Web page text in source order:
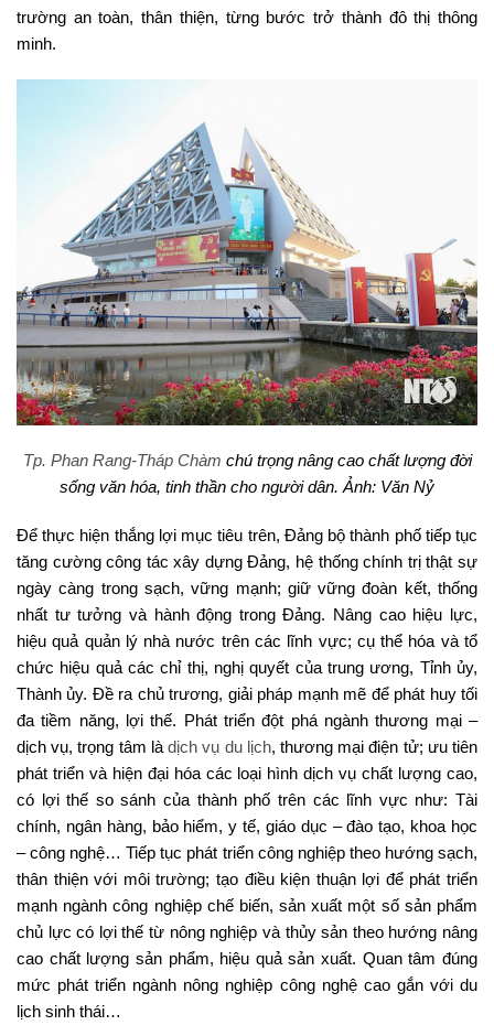
trường an toàn, thân thiện, từng bước trở thành đô thị thông
minh.
Tp. Phan Rang-Tháp Chàm chú trọng nâng cao chất lượng đời
sống văn hóa, tinh thần cho người dân. Ảnh: Văn Nỷ
Để thực hiện thắng lợi mục tiêu trên, Đảng bộ thành phố tiếp tục
tăng cường công tác xây dựng Đảng, hệ thống chính trị thật sự
ngày càng trong sạch, vững mạnh; giữ vững đoàn kết, thống
nhất tư tưởng và hành động trong Đảng. Nâng cao hiệu lực,
hiệu quả quản lý nhà nước trên các lĩnh vực; cụ thể hóa và tổ
chức hiệu quả các chỉ thị, nghị quyết của trung ương, Tỉnh ủy,
Thành ủy. Đề ra chủ trương, giải pháp mạnh mẽ để phát huy tối
đa tiềm năng, lợi thế. Phát triển đột phá ngành thương mại –
dịch vụ, trọng tâm làdịch vụ du lịch, thương mại điện tử; ưu tiên
phát triển và hiện đại hóa các loại hình dịch vụ chất lượng cao,
có lợi thế so sánh của thành phố trên các lĩnh vực như: Tài
chính, ngân hàng, bảo hiểm, y tế, giáo dục – đào tạo, khoa học
– công nghệ… Tiếp tục phát triển công nghiệp theo hướng sạch,
thân thiện với môi trường; tạo điều kiện thuận lợi để phát triển
mạnh ngành công nghiệp chế biến, sản xuất một số sản phẩm
chủ lực có lợi thế từ nông nghiệp và thủy sản theo hướng nâng
cao chất lượng sản phẩm, hiệu quả sản xuất. Quan tâm đúng
mức phát triển ngành nông nghiệp công nghệ cao gắn với du
lịch sinh thái…